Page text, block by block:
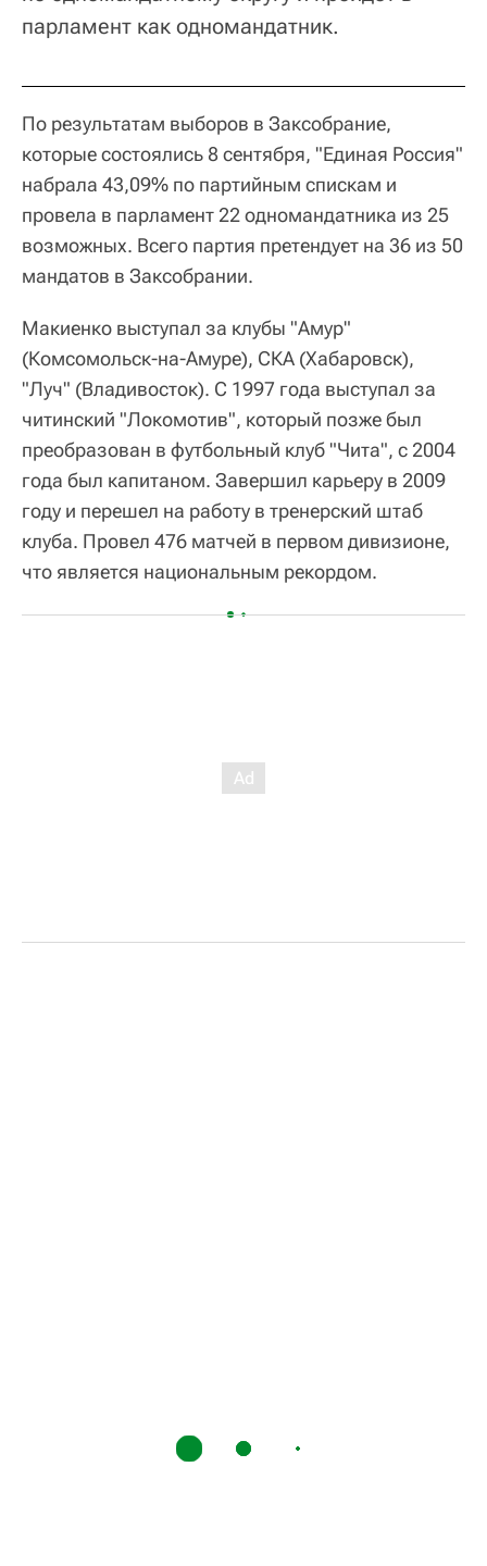
парламент как одномандатник.
По результатам выборов в Заксобрание,
которые состоялись 8 сентября, "Единая Россия"
набрала 43,09% по партийным спискам и
провела в парламент 22 одномандатника из 25
возможных. Всего партия претендует на 36 из 50
мандатов в Заксобрании.
Макиенко выступал за клубы "Амур"
(Комсомольск-на-Амуре), СКА (Хабаровск),
"Луч" (Владивосток). С 1997 года выступал за
читинский "Локомотив", который позже был
преобразован в футбольный клуб "Чита", с 2004
года был капитаном. Завершил карьеру в 2009
году и перешел на работу в тренерский штаб
клуба. Провел 476 матчей в первом дивизионе,
что является национальным рекордом.